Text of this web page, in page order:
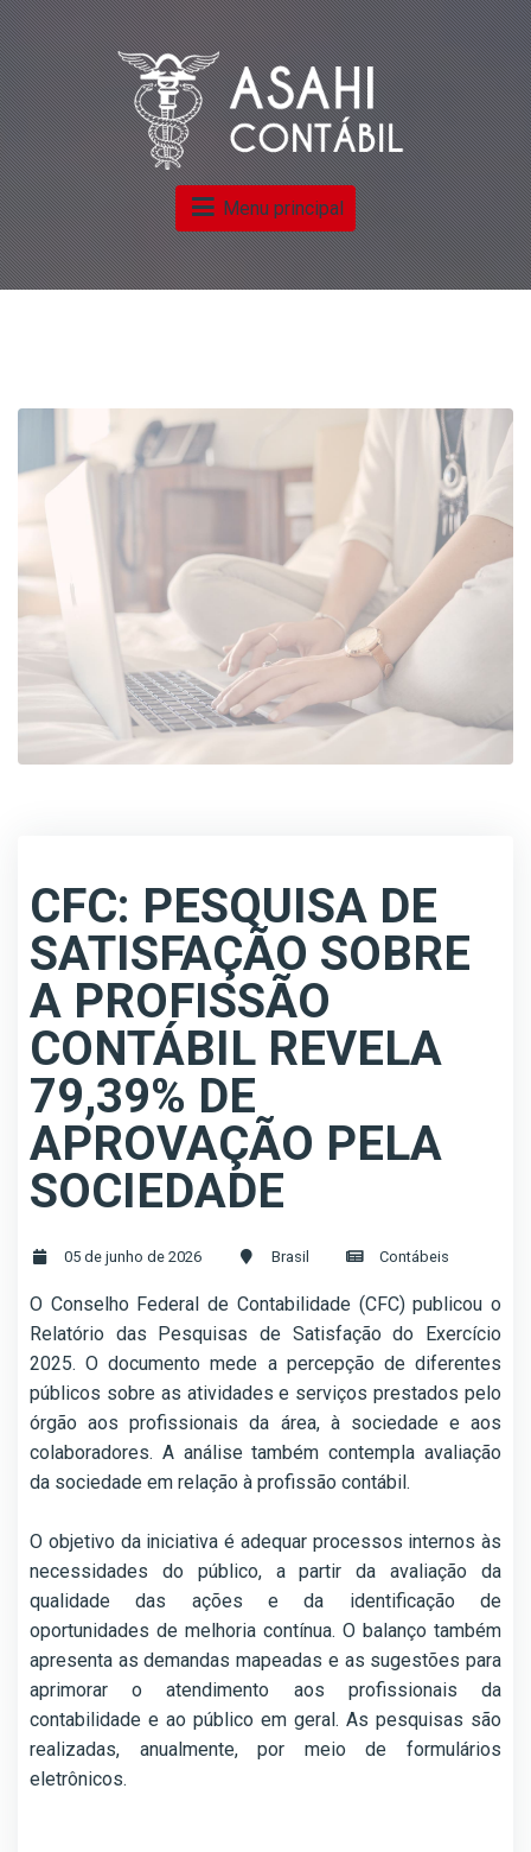
Menu principal
CFC: PESQUISA DE
SATISFAÇÃO SOBRE
A PROFISSÃO
CONTÁBIL REVELA
79,39% DE
APROVAÇÃO PELA
SOCIEDADE
05 de junho de 2026 Brasil Contábeis
O Conselho Federal de Contabilidade (CFC) publicou o
Relatório das Pesquisas de Satisfação do Exercício
2025. O documento mede a percepção de diferentes
públicos sobre as atividades e serviços prestados pelo
órgão aos profissionais da área, à sociedade e aos
colaboradores. A análise também contempla avaliação
da sociedade em relação à profissão contábil.
O objetivo da iniciativa é adequar processos internos às
necessidades do público, a partir da avaliação da
qualidade das ações e da identificação de
oportunidades de melhoria contínua. O balanço também
apresenta as demandas mapeadas e as sugestões para
aprimorar o atendimento aos profissionais da
contabilidade e ao público em geral. As pesquisas são
realizadas, anualmente, por meio de formulários
eletrônicos.